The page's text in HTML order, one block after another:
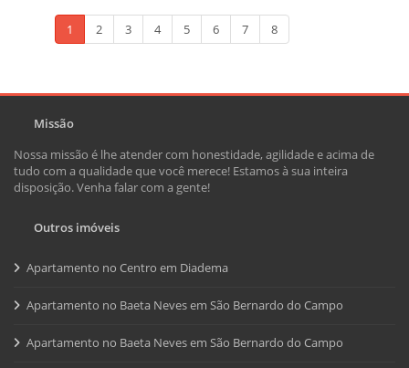
1 2 3 4 5 6 7 8
Missão
Nossa missão é lhe atender com honestidade, agilidade e acima de
tudo com a qualidade que você merece! Estamos à sua inteira
disposição. Venha falar com a gente!
Outros imóveis
Apartamento no Centro em Diadema
Apartamento no Baeta Neves em São Bernardo do Campo
Apartamento no Baeta Neves em São Bernardo do Campo